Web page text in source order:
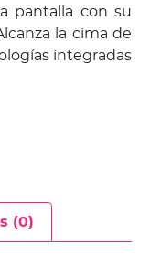
pantalla con su
la cima de
integradas
(0)